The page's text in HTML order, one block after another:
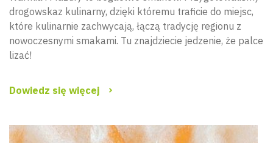
drogowskaz kulinarny, dzięki któremu traficie do miejsc,
które kulinarnie zachwycają, łączą tradycję regionu z
nowoczesnymi smakami. Tu znajdziecie jedzenie, że palce
lizać!
Dowiedz się więcej